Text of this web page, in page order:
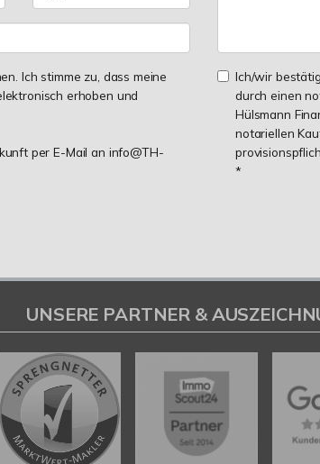
Ich stimme zu, dass meine
erhoben und
per E-Mail an info@TH-
Ich/wir
durch einen
Hülsmann
notariellen
*
UNSERE PARTNER &